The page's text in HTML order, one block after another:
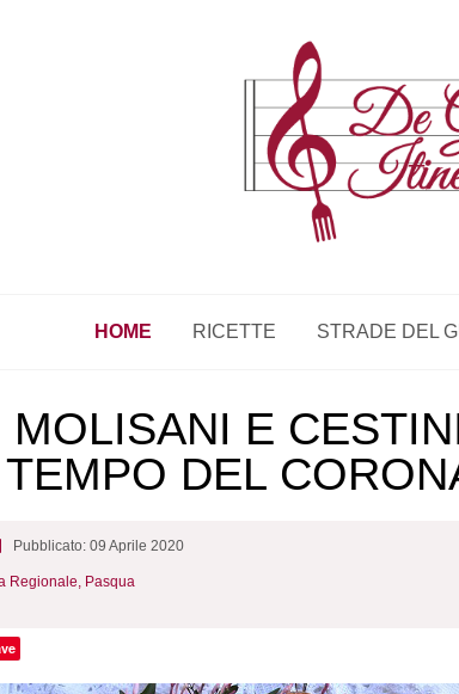
HOME RICETTE STRADE DEL
E
DEL
Pubblicato: 09 Aprile 2020
Regionale, Pasqua